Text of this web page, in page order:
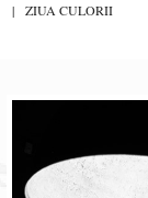
ZIUA CULORII